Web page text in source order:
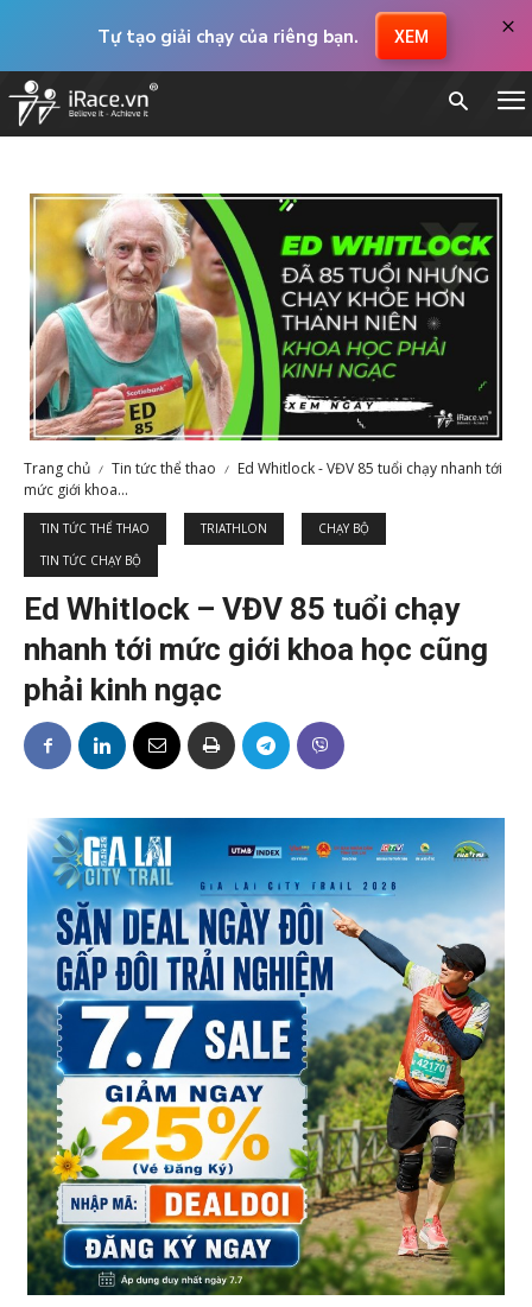
Tự tạo giải chạy của riêng bạn. XEM ×
Trang chủ Tin tức thể thao
Ed Whitlock - VĐV 85 tuổi chạy nhanh tới
mức giới khoa...
TIN TỨC THỂ THAO TRIATHLON
CHẠY BỘ
TIN TỨC CHẠY BỘ
Ed Whitlock – VĐV 85 tuổi chạy
nhanh tới mức giới khoa học cũng
phải kinh ngạc